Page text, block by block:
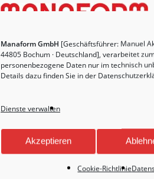
Manaform GmbH [Geschäftsführer: Manuel
44805 Bochum · Deutschland], verarbeitet
personenbezogene Daten nur im technisch
Details dazu finden Sie in der
Dienste verwalten
Akzeptieren
Cookie-Richtlinie